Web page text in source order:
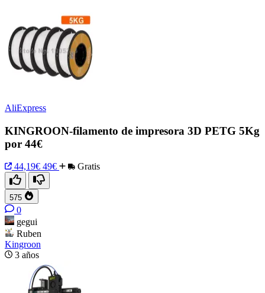
AliExpress
KINGROON-filamento de impresora 3D PETG 5Kg
por 44€
44,19€ 49€ Gratis
575
0
gegui
Ruben
Kingroon
3 años